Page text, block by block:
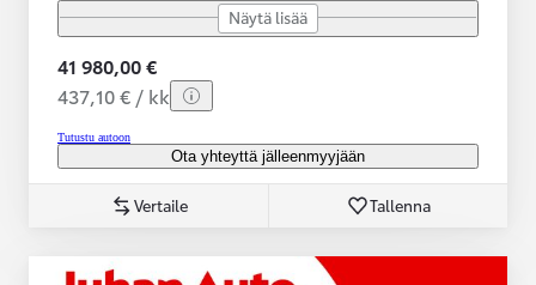
Näytä lisää
41 980,00 €
437,10 € / kk
Tutustu autoon
Ota yhteyttä jälleenmyyjään
Vertaile Tallenna